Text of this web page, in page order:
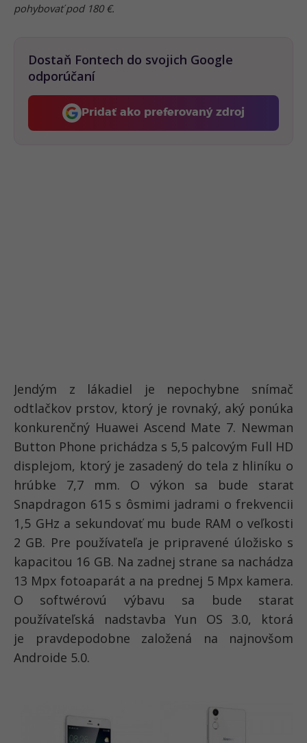
pohybovať pod 180 €.
Dostaň Fontech do svojich Google
odporúčaní
Pridať ako preferovaný zdroj
Fontech, odkaz sa otvorí v
Jendým z lákadiel je nepochybne snímač
odtlačkov prstov, ktorý je rovnaký, aký ponúka
konkurenčný Huawei Ascend Mate 7. Newman
Button Phone prichádza s 5,5 palcovým Full HD
displejom, ktorý je zasadený do tela z hliníku o
hrúbke 7,7 mm. O výkon sa bude starať
Snapdragon 615 s ôsmimi jadrami o frekvencii
1,5 GHz a sekundovať mu bude RAM o veľkosti
2 GB. Pre používateľa je pripravené úložisko s
kapacitou 16 GB. Na zadnej strane sa nachádza
13 Mpx fotoaparát a na prednej 5 Mpx kamera.
O softwérovú výbavu sa bude starať
používateľská nadstavba Yun OS 3.0, ktorá
je pravdepodobne založená na najnovšom
Androide 5.0.